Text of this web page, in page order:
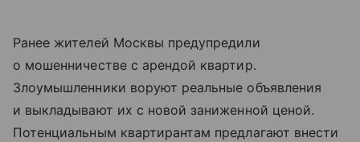
Ранее жителей Москвы предупредили
о мошенничестве с арендой квартир.
Злоумышленники воруют реальные объявления
и выкладывают их с новой заниженной ценой.
Потенциальным квартирантам предлагают внести